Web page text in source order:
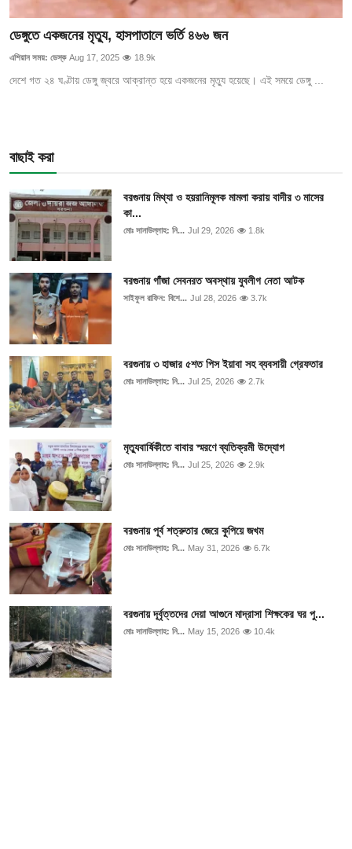
ডেঙ্গুতে একজনের মৃত্যু, হাসপাতালে ভর্তি ৪৬৬ জন
এশিয়ান সময়: ডেস্ক Aug 17, 2025 18.9k
দেশে গত ২৪ ঘণ্টায় ডেঙ্গু জ্বরে আক্রান্ত হয়ে একজনের মৃত্যু হয়েছে। এই সময়ে ডেঙ্গু ...
বাছাই করা
বরগুনায় মিথ্যা ও হয়রানিমূলক মামলা করায় বাদীর ৩ মাসের
কা...
মোঃ সানাউল্লাহ: নি... Jul 29, 2026 1.8k
বরগুনায় গাঁজা সেবনরত অবস্থায় যুবলীগ নেতা আটক
সাইফুল রাফিন: বিশে... Jul 28, 2026 3.7k
বরগুনায় ৩ হাজার ৫শত পিস ইয়াবা সহ ব্যবসায়ী গ্রেফতার
মোঃ সানাউল্লাহ: নি... Jul 25, 2026 2.7k
মৃত্যুবার্ষিকীতে বাবার স্মরণে ব্যতিক্রমী উদ্যোগ
মোঃ সানাউল্লাহ: নি... Jul 25, 2026 2.9k
বরগুনায় পূর্ব শত্রুতার জেরে কুপিয়ে জখম
মোঃ সানাউল্লাহ: নি... May 31, 2026 6.7k
বরগুনায় দূর্বৃত্তদের দেয়া আগুনে মাদ্রাসা শিক্ষকের ঘর পু...
মোঃ সানাউল্লাহ: নি... May 15, 2026 10.4k